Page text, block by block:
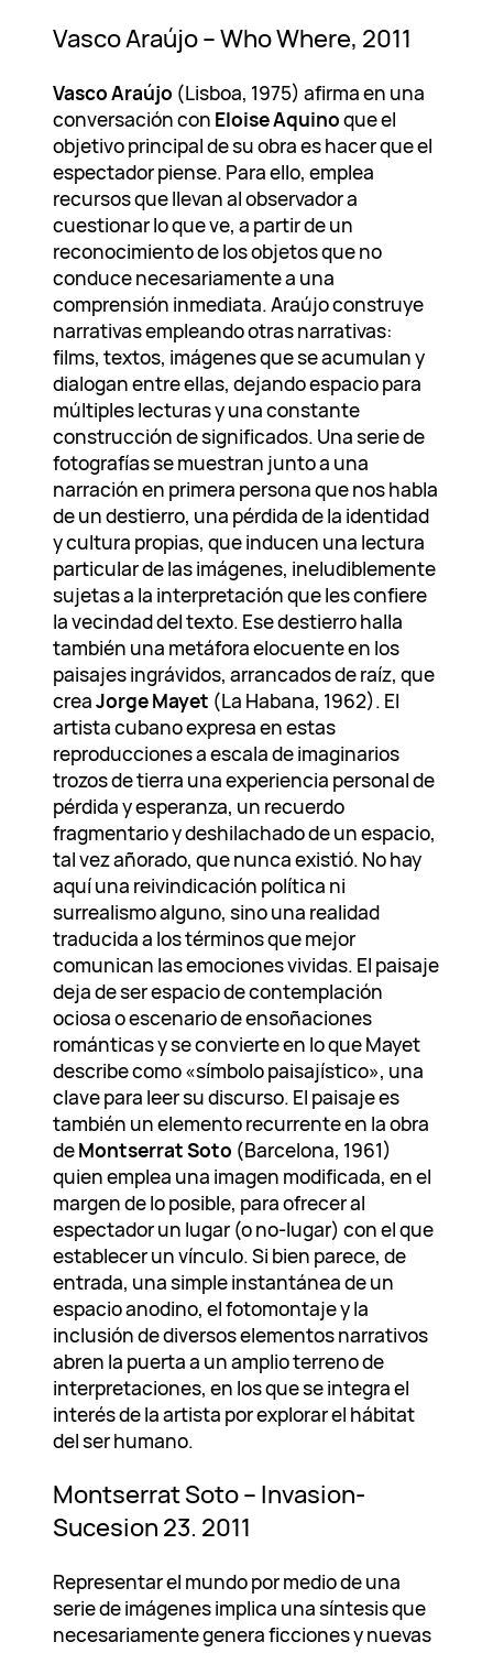
Vasco Araújo – Who Where, 2011
Vasco Araújo (Lisboa, 1975) afirma en una
conversación con Eloise Aquinoque el
objetivo principal de su obra es hacer que el
espectador piense. Para ello, emplea
recursos que llevan al observador a
cuestionar lo que ve, a partir de un
reconocimiento de los objetos que no
conduce necesariamente a una
comprensión inmediata. Araújo construye
narrativas empleando otras narrativas:
films, textos, imágenes que se acumulan y
dialogan entre ellas, dejando espacio para
múltiples lecturas y una constante
construcción de significados. Una serie de
fotografías se muestran junto a una
narración en primera persona que nos habla
de un destierro, una pérdida de la identidad
y cultura propias, que inducen una lectura
particular de las imágenes, ineludiblemente
sujetas a la interpretación que les confiere
la vecindad del texto. Ese destierro halla
también una metáfora elocuente en los
paisajes ingrávidos, arrancados de raíz, que
creaJorge Mayet (La Habana, 1962). El
artista cubano expresa en estas
reproducciones a escala de imaginarios
trozos de tierra una experiencia personal de
pérdida y esperanza, un recuerdo
fragmentario y deshilachado de un espacio,
tal vez añorado, que nunca existió. No hay
aquí una reivindicación política ni
surrealismo alguno, sino una realidad
traducida a los términos que mejor
comunican las emociones vividas. El paisaje
deja de ser espacio de contemplación
ociosa o escenario de ensoñaciones
románticas y se convierte en lo que Mayet
describe como «símbolo paisajístico», una
clave para leer su discurso. El paisaje es
también un elemento recurrente en la obra
deMontserrat Soto (Barcelona, 1961)
quien emplea una imagen modificada, en el
margen de lo posible, para ofrecer al
espectador un lugar (o no-lugar) con el que
establecer un vínculo. Si bien parece, de
entrada, una simple instantánea de un
espacio anodino, el fotomontaje y la
inclusión de diversos elementos narrativos
abren la puerta a un amplio terreno de
interpretaciones, en los que se integra el
interés de la artista por explorar el hábitat
del ser humano.
Montserrat Soto – Invasion-
Sucesion 23. 2011
Representar el mundo por medio de una
serie de imágenes implica una síntesis que
necesariamente genera ficciones y nuevas